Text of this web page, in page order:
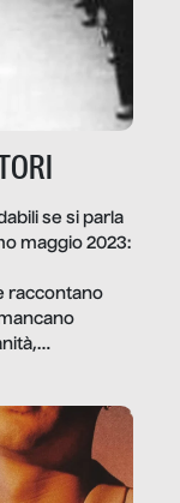
se si parla
maggio 2023:
raccontano